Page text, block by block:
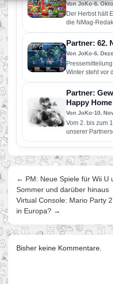
Von JoKo•6.
Der Herbst hält
die NMag-
Sommer-
Partner: 62.
Von JoKo•6.
Winter steht vor
viele
Partner:
Happy
Von JoKo•10.
Vom 2. bis zum
unserer
Exemplar von
← PM: Neue Spiele für Wii U
Sommer und darüber hinaus
Virtual Console: Mario Party
in Europa? →
Bisher keine Kommentare.